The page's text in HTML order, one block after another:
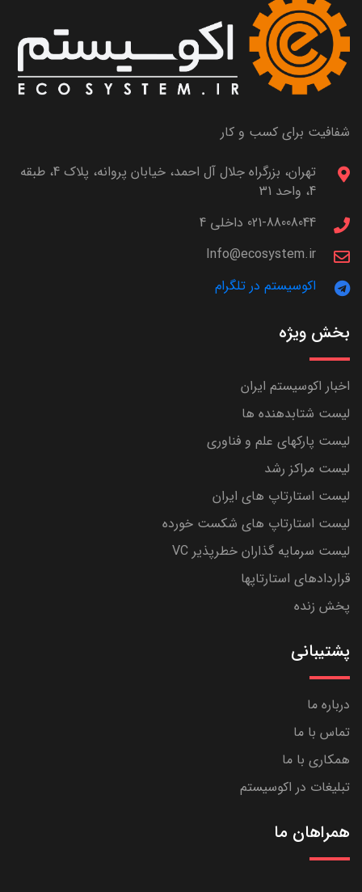
شفافیت برای کسب و کار
تهران، بزرگراه جلال آل احمد، خیابان پروانه، پلاک 4، طبقه
4، واحد 31
021-88008044 داخلی 4
Info@ecosystem.ir
اکوسیستم در تلگرام
بخش ویژه
اخبار اکوسیستم ایران
لیست شتابدهنده ها
لیست پارکهای علم و فناوری
لیست مراکز رشد
لیست استارتاپ های ایران
لیست استارتاپ های شکست خورده
لیست سرمایه گذاران خطرپذیر VC
قراردادهای استارتاپها
پخش زنده
پشتیبانی
درباره ما
تماس با ما
همکاری با ما
تبلیغات در اکوسیستم
همراهان ما